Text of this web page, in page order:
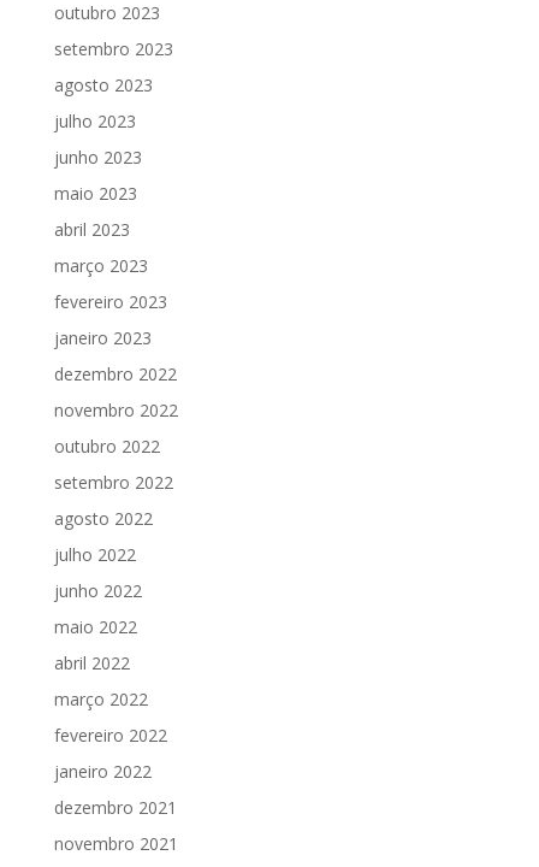
outubro 2023
setembro 2023
agosto 2023
julho 2023
junho 2023
maio 2023
abril 2023
março 2023
fevereiro 2023
janeiro 2023
dezembro 2022
novembro 2022
outubro 2022
setembro 2022
agosto 2022
julho 2022
junho 2022
maio 2022
abril 2022
março 2022
fevereiro 2022
janeiro 2022
dezembro 2021
novembro 2021